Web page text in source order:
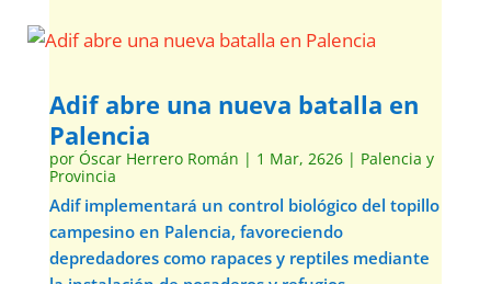
Adif abre una nueva batalla en
Palencia
por Óscar Herrero Román | 1 Mar, 2626| Palencia y
Provincia
Adif implementará un control biológico del topillo
campesino en Palencia, favoreciendo
depredadores como rapaces y reptiles mediante